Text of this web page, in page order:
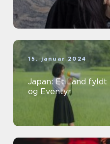
15. januar 2024
Japan: Et Land fyldt
og Eventyr